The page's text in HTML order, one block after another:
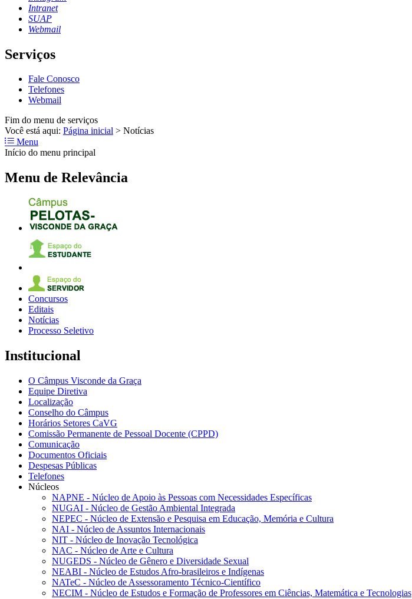
Intranet
SUAP
Webmail
Serviços
Fale Conosco
Telefones
Webmail
Fim do menu de serviços
Você está aqui: Página inicial > Notícias
Menu
Início do menu principal
Menu de Relevância
Concursos
Editais
Notícias
Processo Seletivo
Institucional
O Câmpus Visconde da Graça
Equipe Diretiva
Localização
Conselho do Câmpus
Horários Setores CaVG
Comissão Permanente de Pessoal Docente (CPPD)
Comunicação
Documentos Oficiais
Despesas Públicas
Telefones
Núcleos
NAPNE - Núcleo de Apoio às Pessoas com Necessidades Específicas
NUGAI - Núcleo de Gestão Ambiental Integrada
NEPEC - Núcleo de Extensão e Pesquisa em Educação, Memória e Cultura
NAI - Núcleo de Assuntos Internacionais
NIT - Núcleo de Inovação Tecnológica
NAC - Núcleo de Arte e Cultura
NUGEDS - Núcleo de Gênero e Diversidade Sexual
NEABI - Núcleo de Estudos Afro-brasileiros e Indígenas
NATeC - Núcleo de Assessoramento Técnico-Científico
NECIM - Núcleo de Estudos e Formação de Professores em Ciências, Matemática e Tecnologias